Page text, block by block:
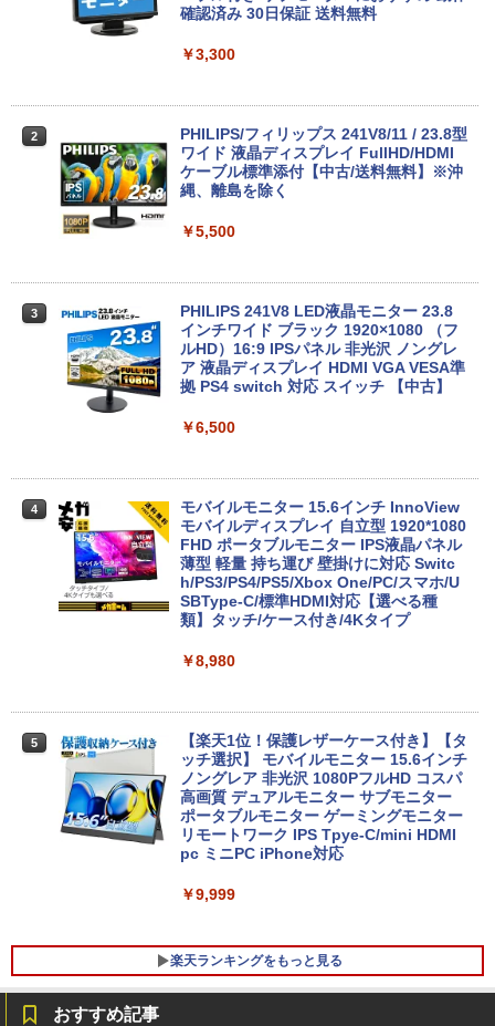
Anker Soundcore Liberty 5 ミッドナイトブ
ラック
￥14,990
軽量 ブルートゥースHi-Fi 最大36時間再生 ぶ
るーとゅーす コードレス ENCノイズキャン
セリング 自動ペアリング Type-C充電 マイク
付き 防水 タッチ式音量調整 スポーツ/通勤/通
学/WEB会議(ホワイト)
￥1,964
レスイヤホン Bluetooth 5.4 ノイズキャンセ
リング ANC 36時間再生
￥2,980
[Explicit]
￥250
On My Road (Stadium ver.)
￥250
￥250
富士山の天然水 バナジウム含有 水 ミネラル
ットル (Smart Basic)
by Amazon 天然水ラベルレス 2L×9本
￥1,117
強炭酸水 ペットボトル 500ミリリットル (Sm
art Basic)
￥1,625
コカ・コーラ やかんの麦茶 from 爽健美茶 ラ
エース)
￥832
HUNTER×HUNTER モノクロ版 39 (ジャンプ
コミックスDIGITAL)
￥572
￥810
クスDIGITAL)
0 | Windows11 | ノートPC | 一年保証 |
第7世代 | Core i5 7200U 2.5(～最大3.1)
GHz | MEM:8GB | HDD:500GB | DVDマ
ルチ | 無線LAN:あり | テンキー | Win11P
中古ノートパソコン 富士通 LIFEBOOK
U938 第7世代 Core i5 Windows11 Pro
Office 2024付き メモリ8GB SSD256G
B/1TB選択可 13.3型 軽量 モバイル ビジ
8月5日限定10倍＆抽選10000P！｜2021
年モデル！高性能ノートパソコン Windo
ws11 富士通 LIFEBOOK A5511 第11世
代Celeron 6305U最大メモリ32GB 秒速
起動新品SSD2TB テンキー内蔵 15.6型大
画面 ノートパソコン中古 オフィス付き
マイクロソフト 法人向け Surface Pro 1
2 インチ キーボード ストーン グレー EP
2-32891
￥25,278
ウス 低反射 タッチパッド トラックパッ
【★ランキング第1位獲得商品!!★】 デス
クトップパソコン ★店長おまかせ 最新
Windows11 Office付 第六世代 Core-i5
高速 SSD128GB DVDドライブ 中古パソ
￥15,800
【中古デスクトップPC】ESPRIMO D58
B / 2.5" SSD 240GB / Windows 11 / WP
￥16,980
ミニPC Dell HP Lenovo 高速CPU 第8世
代 Corei3/i5-8500T メモリ最大16GB SS
D1TB 二画面デュアル アウトレット オフ
ィス付き 最新MSOffice2024可 Win11Pr
ニPC デル 中古パソコンデスクトップPC
FUJITSU/富士通 ESPRIMO D7010/E【G
TX1650/Intel Core i5-10500/8GB(DDR
4)/M.2 SSD512GB/DVD-RW/Win11 Pro-
64bit】中古/送料無料 ※沖縄、離島を除
く
￥33,000
確認済み 30日保証 送料無料
￥3,300
2
PHILIPS/フィリップス 241V8/11 / 23.8型
ワイド 液晶ディスプレイ FullHD/HDMI
ケーブル標準添付【中古/送料無料】※沖
縄、離島を除く
￥5,500
3
PHILIPS 241V8 LED液晶モニター 23.8
インチワイド ブラック 1920×1080 （フ
ルHD）16:9 IPSパネル 非光沢 ノングレ
ア 液晶ディスプレイ HDMI VGA VESA準
拠 PS4 switch 対応 スイッチ 【中古】
￥6,500
4
モバイルモニター 15.6インチ InnoView
モバイルディスプレイ 自立型 1920*1080
FHD ポータブルモニター IPS液晶パネル
薄型 軽量 持ち運び 壁掛けに対応 Switc
h/PS3/PS4/PS5/Xbox One/PC/スマホ/U
SBType-C/標準HDMI対応【選べる種
類】タッチ/ケース付き/4Kタイプ
￥8,980
5
【楽天1位！保護レザーケース付き】【タ
ッチ選択】 モバイルモニター 15.6インチ
ノングレア 非光沢 1080PフルHD コスパ
高画質 デュアルモニター サブモニター
ポータブルモニター ゲーミングモニター
リモートワーク IPS Tpye-C/mini HDMI
pc ミニPC iPhone対応
￥9,999
楽天ランキングをもっと見る
おすすめ記事